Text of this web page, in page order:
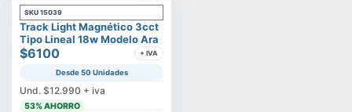
SKU 15039
Track Light Magnético 3cct
Tipo Lineal 18w Modelo Ara
$6100 + IVA
Desde 50 Unidades
Und. $12.990 + iva
53% AHORRO